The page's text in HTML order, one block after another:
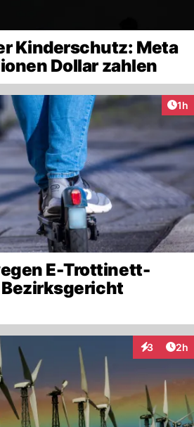
Kinderschutz: Meta
Dollar zahlen
1h
E-Trottinett-
3 2h